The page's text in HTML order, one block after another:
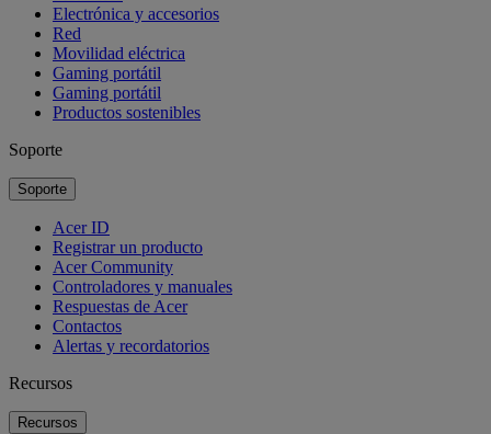
Electrónica y accesorios
Red
Movilidad eléctrica
Gaming portátil
Gaming portátil
Productos sostenibles
Soporte
Soporte
Acer ID
Registrar un producto
Acer Community
Controladores y manuales
Respuestas de Acer
Contactos
Alertas y recordatorios
Recursos
Recursos